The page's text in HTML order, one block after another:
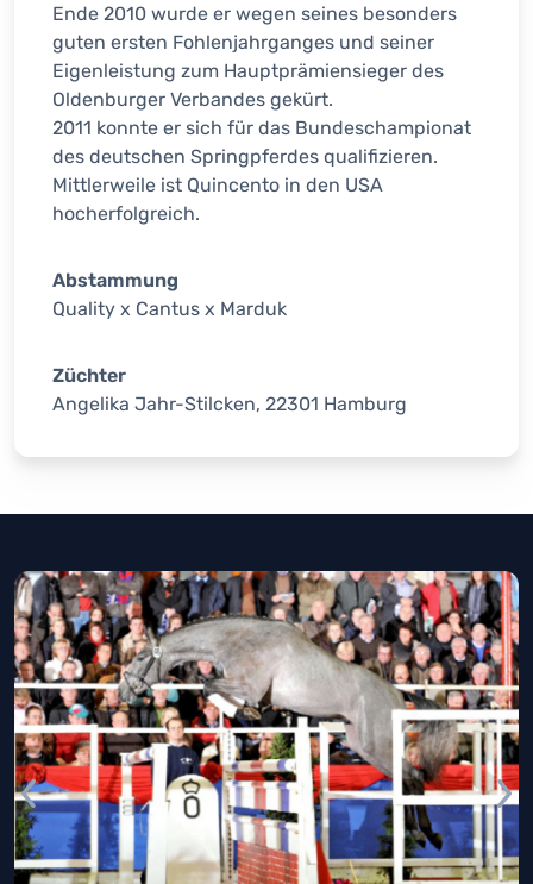
Ende 2010 wurde er wegen seines besonders
guten ersten Fohlenjahrganges und seiner
Eigenleistung zum Hauptprämiensieger des
Oldenburger Verbandes gekürt.
2011 konnte er sich für das Bundeschampionat
des deutschen Springpferdes qualifizieren.
Mittlerweile ist Quincento in den USA
hocherfolgreich.
Abstammung
Quality x Cantus x Marduk
Züchter
Angelika Jahr-Stilcken, 22301 Hamburg